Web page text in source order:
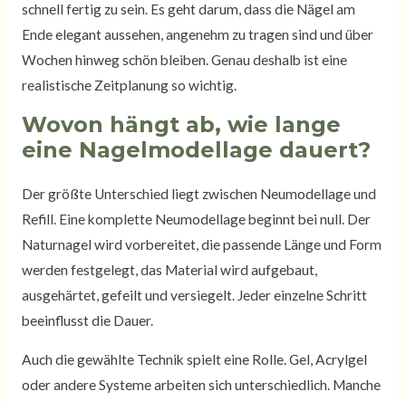
schnell fertig zu sein. Es geht darum, dass die Nägel am
Ende elegant aussehen, angenehm zu tragen sind und über
Wochen hinweg schön bleiben. Genau deshalb ist eine
realistische Zeitplanung so wichtig.
Wovon hängt ab, wie lange
eine Nagelmodellage dauert?
Der größte Unterschied liegt zwischen Neumodellage und
Refill. Eine komplette Neumodellage beginnt bei null. Der
Naturnagel wird vorbereitet, die passende Länge und Form
werden festgelegt, das Material wird aufgebaut,
ausgehärtet, gefeilt und versiegelt. Jeder einzelne Schritt
beeinflusst die Dauer.
Auch die gewählte Technik spielt eine Rolle. Gel, Acrylgel
oder andere Systeme arbeiten sich unterschiedlich. Manche